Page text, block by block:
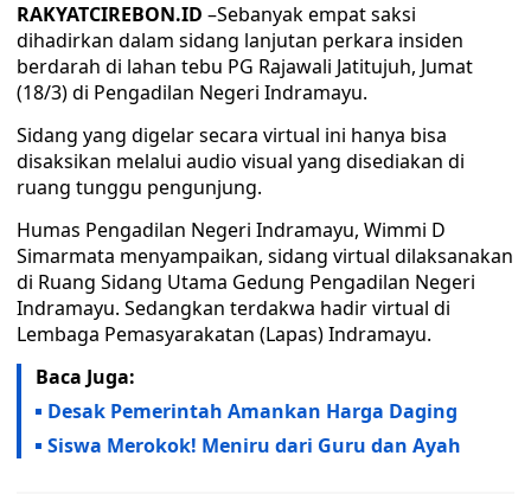
RAKYATCIREBON.ID –Sebanyak empat saksi
dihadirkan dalam sidang lanjutan perkara insiden
berdarah di lahan tebu PG Rajawali Jatitujuh, Jumat
(18/3) di Pengadilan Negeri Indramayu.
Sidang yang digelar secara virtual ini hanya bisa
disaksikan melalui audio visual yang disediakan di
ruang tunggu pengunjung.
Humas Pengadilan Negeri Indramayu, Wimmi D
Simarmata menyampaikan, sidang virtual dilaksanakan
di Ruang Sidang Utama Gedung Pengadilan Negeri
Indramayu. Sedangkan terdakwa hadir virtual di
Lembaga Pemasyarakatan (Lapas) Indramayu.
Baca Juga:
Desak Pemerintah Amankan Harga Daging
Siswa Merokok! Meniru dari Guru dan Ayah